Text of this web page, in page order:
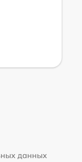
данных